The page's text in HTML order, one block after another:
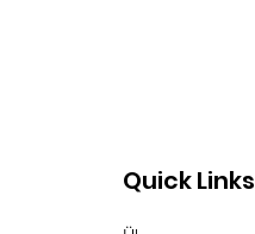
Quick Links